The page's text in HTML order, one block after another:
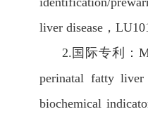
liver disease，
2. 国际专利：
perinatal fatty
biochemical